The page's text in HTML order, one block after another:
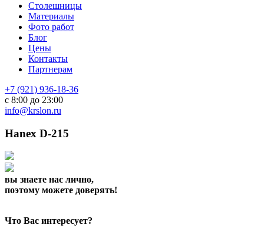
Столешницы
Материалы
Фото работ
Блог
Цены
Контакты
Партнерам
+7 (921) 936-18-36
с 8:00 до 23:00
info@krslon.ru
Hanex D-215
вы знаете нас лично,
поэтому можете доверять!
Что Вас интересует?